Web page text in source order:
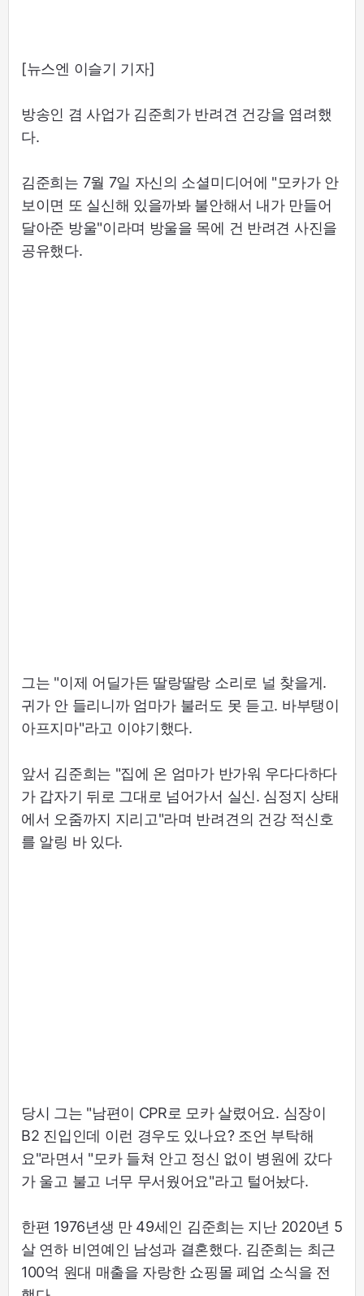
[뉴스엔 이슬기 기자]
방송인 겸 사업가 김준희가 반려견 건강을 염려했
다.
김준희는 7월 7일 자신의 소셜미디어에 "모카가 안
보이면 또 실신해 있을까봐 불안해서 내가 만들어
달아준 방울"이라며 방울을 목에 건 반려견 사진을
공유했다.
그는 "이제 어딜가든 딸랑딸랑 소리로 널 찾을게.
귀가 안 들리니까 엄마가 불러도 못 듣고. 바부탱이
아프지마"라고 이야기했다.
앞서 김준희는 "집에 온 엄마가 반가워 우다다하다
가 갑자기 뒤로 그대로 넘어가서 실신. 심정지 상태
에서 오줌까지 지리고"라며 반려견의 건강 적신호
를 알링 바 있다.
당시 그는 "남편이 CPR로 모카 살렸어요. 심장이
B2 진입인데 이런 경우도 있나요? 조언 부탁해
요"라면서 "모카 들쳐 안고 정신 없이 병원에 갔다
가 울고 불고 너무 무서웠어요"라고 털어놨다.
한편 1976년생 만 49세인 김준희는 지난 2020년 5
살 연하 비연예인 남성과 결혼했다. 김준희는 최근
100억 원대 매출을 자랑한 쇼핑몰 폐업 소식을 전